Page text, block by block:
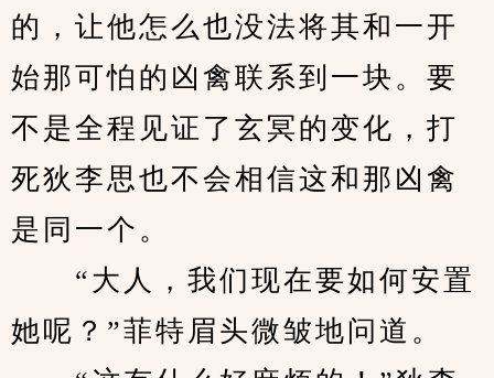
的，让他怎么也没法将其和一开
始那可怕的凶禽联系到一块。要
不是全程见证了玄冥的变化，打
死狄李思也不会相信这和那凶禽
是同一个。
“大人，我们现在要如何安置
她呢？”菲特眉头微皱地问道。